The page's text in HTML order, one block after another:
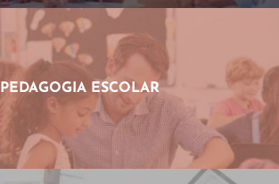
PEDAGOGIA ESCOLAR